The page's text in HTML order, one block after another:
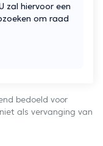
zal hiervoor een
om raad
bedoeld voor
als vervanging van